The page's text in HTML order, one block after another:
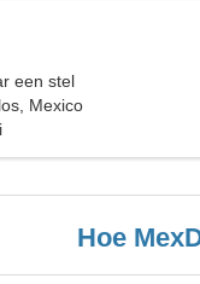
een stel
Mexico
Hoe